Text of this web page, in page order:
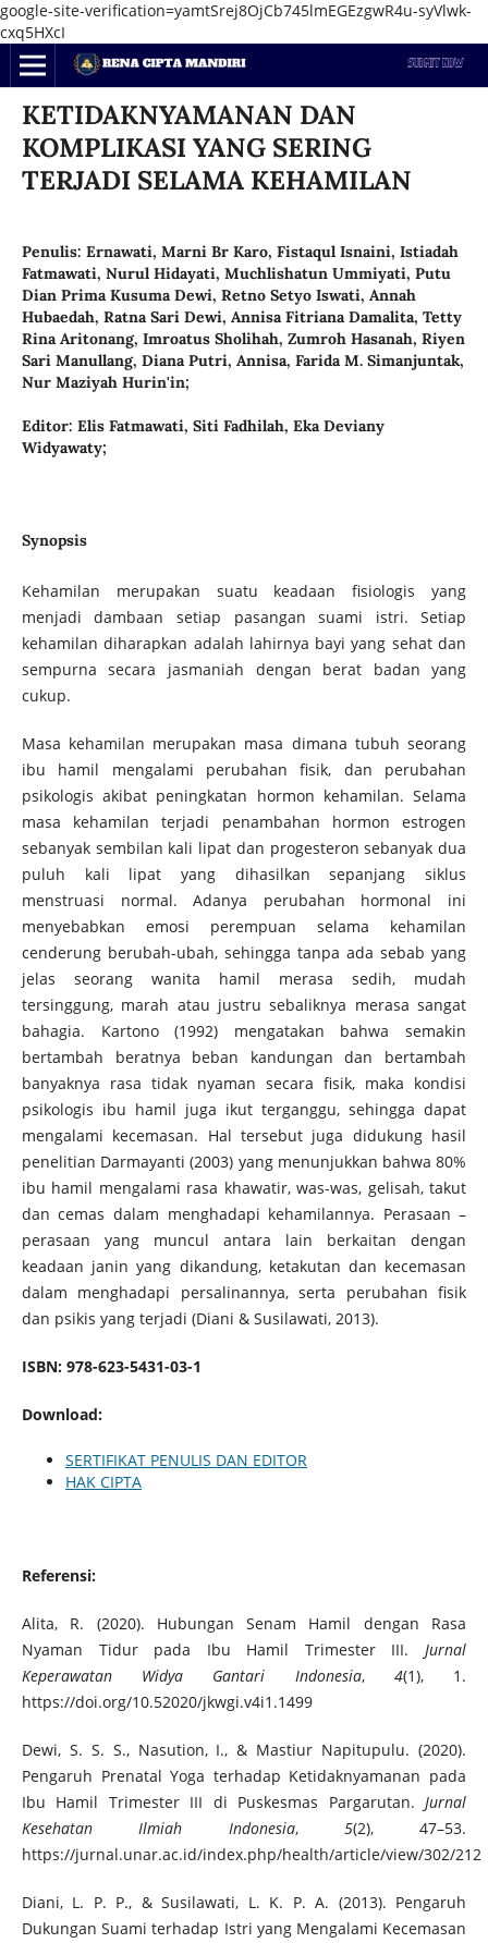
google-site-verification=yamtSrej8OjCb745lmEGEzgwR4u-syVlwk-
cxq5HXcI
KETIDAKNYAMANAN DAN
KOMPLIKASI YANG SERING
TERJADI SELAMA KEHAMILAN
Penulis: Ernawati, Marni Br Karo, Fistaqul Isnaini, Istiadah
Fatmawati, Nurul Hidayati, Muchlishatun Ummiyati, Putu
Dian Prima Kusuma Dewi, Retno Setyo Iswati, Annah
Hubaedah, Ratna Sari Dewi, Annisa Fitriana Damalita, Tetty
Rina Aritonang, Imroatus Sholihah, Zumroh Hasanah, Riyen
Sari Manullang, Diana Putri, Annisa, Farida M. Simanjuntak,
Nur Maziyah Hurin'in;
Editor: Elis Fatmawati, Siti Fadhilah, Eka Deviany
Widyawaty;
Synopsis
Kehamilan merupakan suatu keadaan fisiologis yang
menjadi dambaan setiap pasangan suami istri. Setiap
kehamilan diharapkan adalah lahirnya bayi yang sehat dan
sempurna secara jasmaniah dengan berat badan yang
cukup.
Masa kehamilan merupakan masa dimana tubuh seorang
ibu hamil mengalami perubahan fisik, dan perubahan
psikologis akibat peningkatan hormon kehamilan. Selama
masa kehamilan terjadi penambahan hormon estrogen
sebanyak sembilan kali lipat dan progesteron sebanyak dua
puluh kali lipat yang dihasilkan sepanjang siklus
menstruasi normal. Adanya perubahan hormonal ini
menyebabkan emosi perempuan selama kehamilan
cenderung berubah-ubah, sehingga tanpa ada sebab yang
jelas seorang wanita hamil merasa sedih, mudah
tersinggung, marah atau justru sebaliknya merasa sangat
bahagia. Kartono (1992) mengatakan bahwa semakin
bertambah beratnya beban kandungan dan bertambah
banyaknya rasa tidak nyaman secara fisik, maka kondisi
psikologis ibu hamil juga ikut terganggu, sehingga dapat
mengalami kecemasan. Hal tersebut juga didukung hasil
penelitian Darmayanti (2003) yang menunjukkan bahwa 80%
ibu hamil mengalami rasa khawatir, was-was, gelisah, takut
dan cemas dalam menghadapi kehamilannya. Perasaan –
perasaan yang muncul antara lain berkaitan dengan
keadaan janin yang dikandung, ketakutan dan kecemasan
dalam menghadapi persalinannya, serta perubahan fisik
dan psikis yang terjadi (Diani & Susilawati, 2013).
ISBN: 978-623-5431-03-1
Download:
SERTIFIKAT PENULIS DAN EDITOR
HAK CIPTA
Referensi:
Alita, R. (2020). Hubungan Senam Hamil dengan Rasa
Nyaman Tidur pada Ibu Hamil Trimester III.Jurnal
Keperawatan Widya Gantari Indonesia, 4(1), 1.
https://doi.org/10.52020/jkwgi.v4i1.1499
Dewi, S. S. S., Nasution, I., & Mastiur Napitupulu. (2020).
Pengaruh Prenatal Yoga terhadap Ketidaknyamanan pada
Ibu Hamil Trimester III di Puskesmas Pargarutan.Jurnal
Kesehatan Ilmiah Indonesia, 5(2), 47–53.
https://jurnal.unar.ac.id/index.php/health/article/view/302/212
Diani, L. P. P., & Susilawati, L. K. P. A. (2013). Pengaruh
Dukungan Suami terhadap Istri yang Mengalami Kecemasan